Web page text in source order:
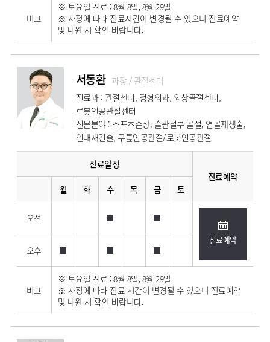
비고
※ 토요일 진료 : 8월 8일, 8월 29일
※ 사정에 따라 진료시간이 변경될 수 있으니 진료예약
및 내원 시 확인 바랍니다.
서동환 과장 / 관절센터
진료과 : 관절센터, 정형외과, 외상골절센터,
로봇인공관절센터
전문분야 : 스포츠손상, 슬관절부 골절, 연골재생술,
인대재건술, 무릎인공관절/로봇인공관절
진료일정
진료예약
월
화 수 목 금 토
오전
진료예약
오후
비고
※ 토요일 진료 : 8월 8일, 8월 29일
※ 사정에 따라 진료 시간이 변경될 수 있으니 진료예약
및 내원 시 확인 바랍니다.